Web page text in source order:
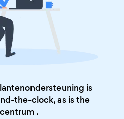
is
the-clock, as is the
.